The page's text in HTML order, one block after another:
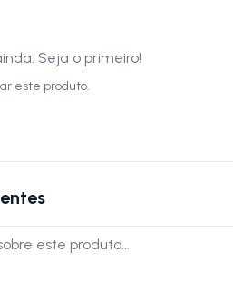
Seja o primeiro!
este produto.